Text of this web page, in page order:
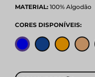
MATERIAL: 100% Algodão
CORES DISPONÍVEIS: